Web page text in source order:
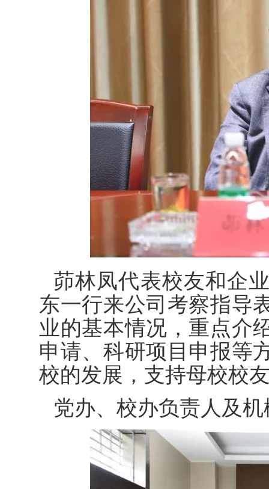
茆林凤代表校友和企
东一行来公司考察指导
业的基本情况，重点介
申请、科研项目申报等
校的发展，支持母校校
党办、校办负责人及